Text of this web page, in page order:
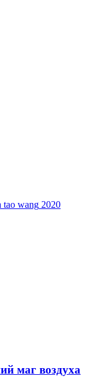
tao wang 2020
маг воздуха